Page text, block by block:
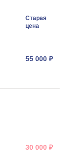
Старая
цена
55 000 ₽
30 000 ₽